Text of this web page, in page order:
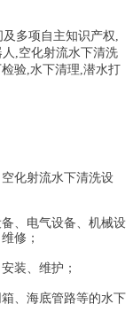
多项自主知识产权,
,空化射流水下清洗
验,水下清理,潜水打
化射流水下清洗设
、电气设备、机械设
修；
装、维护；
、海底管路等的水下